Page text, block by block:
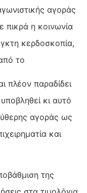
αγοράς
πικρά η κοινωνία
κερδοσκοπία,
το
πλέον παραδίδει
κι αυτό
αγοράς ως
και
της